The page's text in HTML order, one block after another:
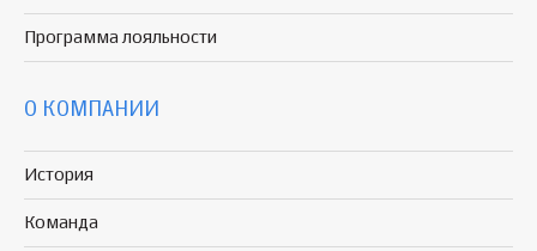
Программа лояльности
О КОМПАНИИ
История
Команда